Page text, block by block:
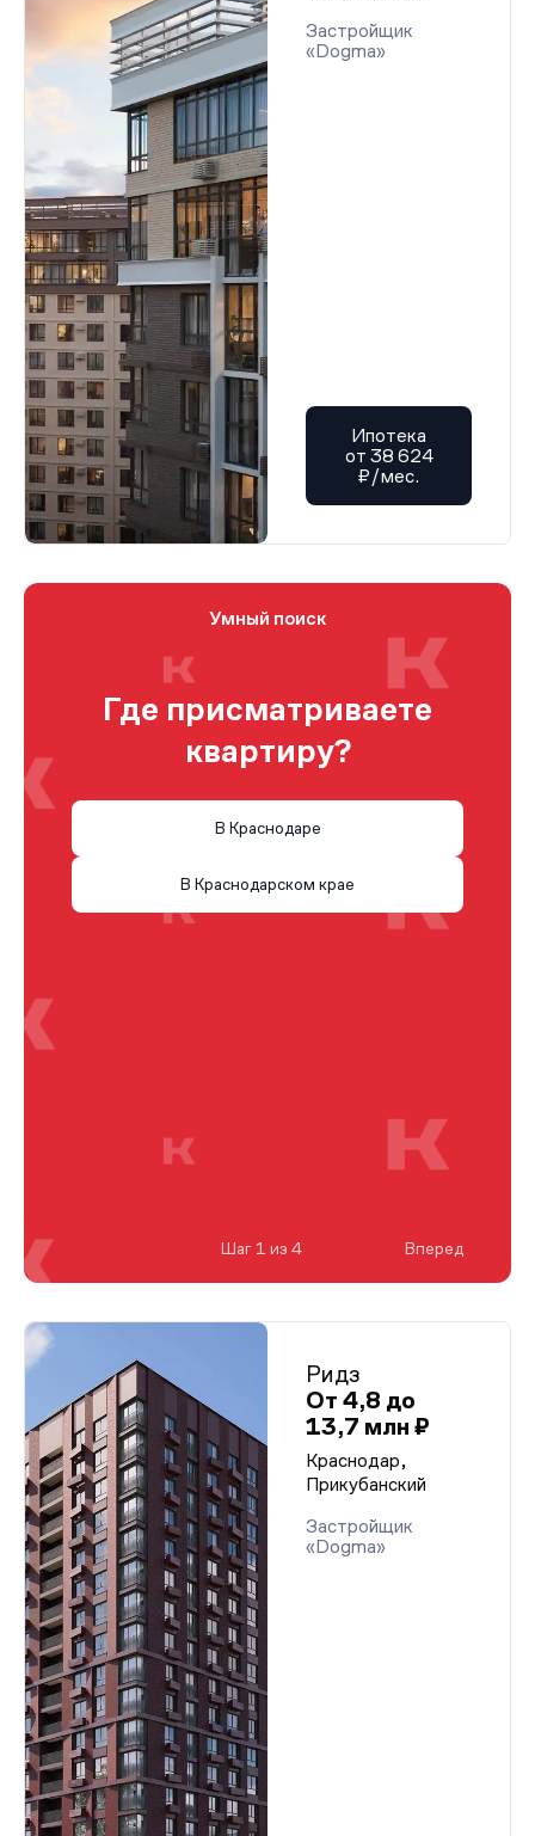
Застройщик
«Dogma»
Ипотека
от 38 624
₽/мес.
Ридз
От 4,8 до
13,7 млн ₽
Краснодар,
Прикубанский
Застройщик
«Dogma»
Умный поиск
Где присматриваете
квартиру?
В Краснодаре
В Краснодарском крае
Шаг 1 из 4 Вперед